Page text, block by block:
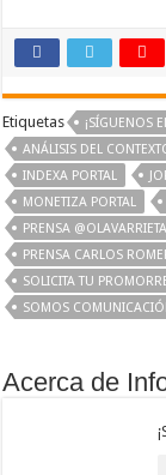
Etiquetas
¡SÍGUENOS
ANÁLISIS DEL
INDEXA PORTAL
MONETIZA PORTAL
PRENSA
PRENSA CARLOS
SOLICITA TU
SOMOS
Acerca de